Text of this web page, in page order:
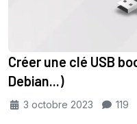
Créer une clé USB
Debian...)
3 octobre 2023 119